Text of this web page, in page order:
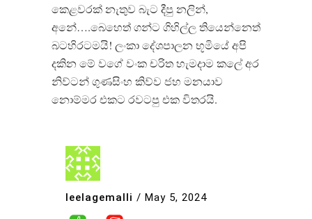
කෙළවරක් නැතුව බැට දීපු නලින්,
අනේ….බෙහෙත් ගන්ට ගිහිල්ල තියෙන්නෙත්
බටහිරටමයි! ලංකා දේශපාලන භූමියේ අපි
දකින මේ වගේ වංක චරිත හැමදාම කලේ අර
නිව්ටන් ගුණසිංහ කිව්ව ජහ මනයාව
නොම්මර එකට රවටපු එක විතරයි.
leelagemalli / May 5, 2024